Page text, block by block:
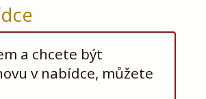
a chcete být
v nabídce, můžete